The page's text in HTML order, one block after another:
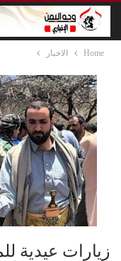
Home الاخبار
زيارات عيدية